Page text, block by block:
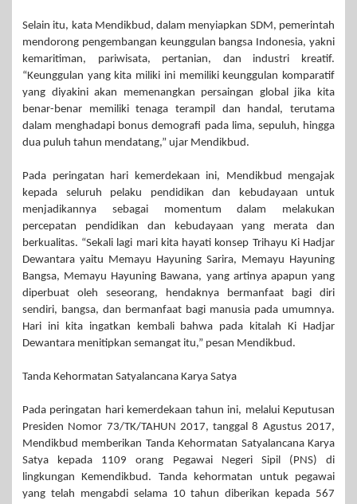
Selain itu, kata Mendikbud, dalam menyiapkan SDM, pemerintah
mendorong pengembangan keunggulan bangsa Indonesia, yakni
kemaritiman, pariwisata, pertanian, dan industri kreatif.
“Keunggulan yang kita miliki ini memiliki keunggulan komparatif
yang diyakini akan memenangkan persaingan global jika kita
benar-benar memiliki tenaga terampil dan handal, terutama
dalam menghadapi bonus demografi pada lima, sepuluh, hingga
dua puluh tahun mendatang,” ujar Mendikbud.
Pada peringatan hari kemerdekaan ini, Mendikbud mengajak
kepada seluruh pelaku pendidikan dan kebudayaan untuk
menjadikannya sebagai momentum dalam melakukan
percepatan pendidikan dan kebudayaan yang merata dan
berkualitas. “Sekali lagi mari kita hayati konsep Trihayu Ki Hadjar
Dewantara yaitu Memayu Hayuning Sarira, Memayu Hayuning
Bangsa, Memayu Hayuning Bawana, yang artinya apapun yang
diperbuat oleh seseorang, hendaknya bermanfaat bagi diri
sendiri, bangsa, dan bermanfaat bagi manusia pada umumnya.
Hari ini kita ingatkan kembali bahwa pada kitalah Ki Hadjar
Dewantara menitipkan semangat itu,” pesan Mendikbud.
Tanda Kehormatan Satyalancana Karya Satya
Pada peringatan hari kemerdekaan tahun ini, melalui Keputusan
Presiden Nomor 73/TK/TAHUN 2017, tanggal 8 Agustus 2017,
Mendikbud memberikan Tanda Kehormatan Satyalancana Karya
Satya kepada 1109 orang Pegawai Negeri Sipil (PNS) di
lingkungan Kemendikbud. Tanda kehormatan untuk pegawai
yang telah mengabdi selama 10 tahun diberikan kepada 567